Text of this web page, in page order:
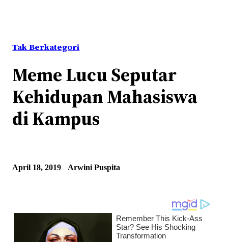
Tak Berkategori
Meme Lucu Seputar
Kehidupan Mahasiswa
di Kampus
April 18, 2019 Arwini Puspita